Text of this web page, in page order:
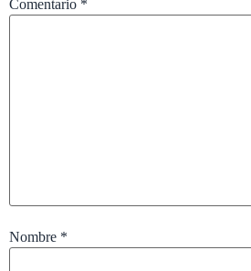
Comentario *
Nombre *